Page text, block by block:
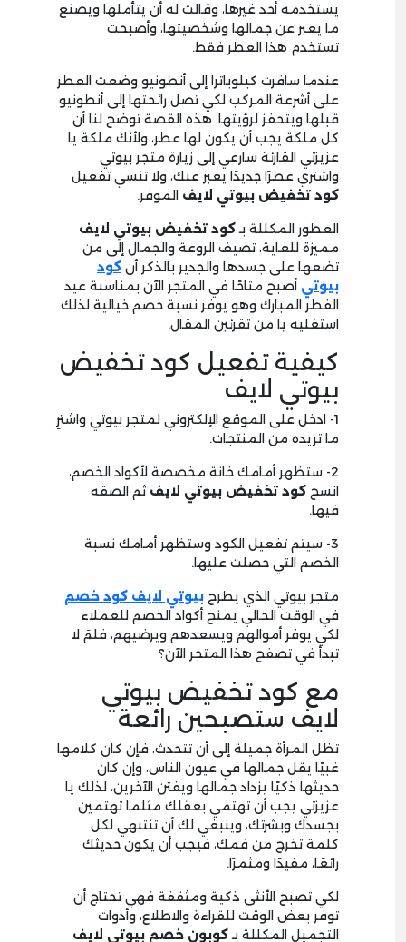
يستخدمه أحد غيرها، وقالت له أن يتأملها ويصنع
ما يعبر عن جمالها وشخصيتها، وأصبحت
تستخدم هذا العطر فقط.
عندما سافرت كيلوباترا إلى أنطونيو وضعت العطر
على أشرعة المركب لكي تصل رائحتها إلى أنطونيو
قبلها ويتحفز لرؤيتها، هذه القصة توضح لنا أن
كل ملكة يجب أن يكون لها عطر، ولأنك ملكة يا
عزيزتي القارئة سارعي إلى زيارة متجر بيوتي
واشتري عطرًا جديدًا يعبر عنك، ولا تنسي تفعيل
كود تخفيض بيوتي لايف الموفر.
العطور المكللة بـكود تخفيض بيوتي لايف
مميزة للغاية، تضيف الروعة والجمال إلى من
تضعها على جسدها والجدير بالذكر أن كود
بيوتي أصبح متاحًا في المتجر الآن بمناسبة عيد
الفطر المبارك وهو يوفر نسبة خصم خيالية لذلك
استغليه يا من تقرئين المقال.
كيفية تفعيل كود تخفيض
بيوتي لايف
1- ادخل على الموقع الإلكتروني لمتجر بيوتي واشترِ
ما تريده من المنتجات.
2- ستظهر أمامك خانة مخصصة لأكواد الخصم،
انسخ كود تخفيض بيوتي لايف ثم الصقه
فيها.
3- سيتم تفعيل الكود وستظهر أمامك نسبة
الخصم التي حصلت عليها.
متجر بيوتي الذي يطرح بيوتي لايف كود خصم
في الوقت الحالي يمنح أكواد الخصم للعملاء
لكي يوفر أموالهم ويسعدهم ويرضيهم، فلمَ لا
تبدأ في تصفح هذا المتجر الآن؟
مع كود تخفيض بيوتي
لايف ستصبحين رائعة
تظل المرأة جميلة إلى أن تتحدث، فإن كان كلامها
غبيًا يقل جمالها في عيون الناس، وإن كان
حديثها ذكيًا يزداد جمالها ويفتن الآخرين، لذلك يا
عزيزتي يجب أن تهتمي بعقلك مثلما تهتمين
بجسدك وبشرتك، وينبغي لك أن تنتبهي لكل
كلمة تخرج من فمك، فيجب أن يكون حديثك
رائعًا، مفيدًا ومثمرًا.
لكي تصبح الأنثى ذكية ومثقفة فهي تحتاج أن
توفر بعض الوقت للقراءة والاطلاع، وأدوات
التجميل المكللة بـكوبون خصم بيوتي لايف